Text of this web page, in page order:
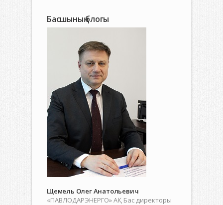
Басшының блогы
Щемель Олег Анатольевич
«ПАВЛОДАРЭНЕРГО» АҚ Бас директоры